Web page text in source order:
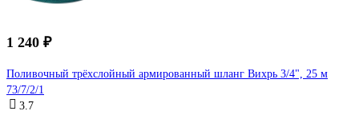
1 240 ₽
Поливочный трёхслойный армированный шланг Вихрь 3/4", 25 м
73/7/2/1
3.7